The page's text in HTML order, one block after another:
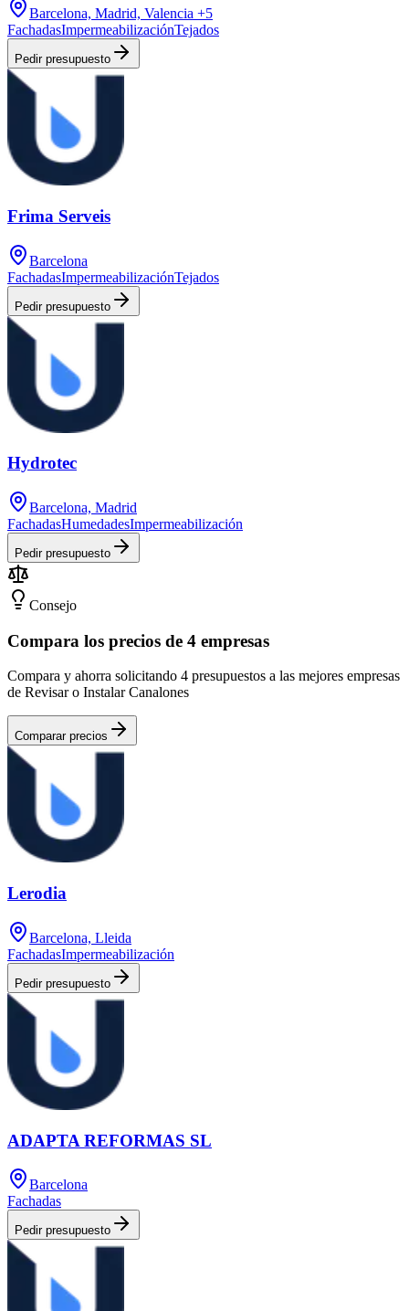
Barcelona, Madrid, Valencia +5
FachadasImpermeabilizaciónTejados
Pedir presupuesto
Frima Serveis
Barcelona
FachadasImpermeabilizaciónTejados
Pedir presupuesto
Hydrotec
Barcelona, Madrid
FachadasHumedadesImpermeabilización
Pedir presupuesto
Consejo
Compara los precios de 4 empresas
Compara y ahorra solicitando 4 presupuestos a las mejores empresas
de Revisar o Instalar Canalones
Comparar precios
Lerodia
Barcelona, Lleida
FachadasImpermeabilización
Pedir presupuesto
ADAPTA REFORMAS SL
Barcelona
Fachadas
Pedir presupuesto